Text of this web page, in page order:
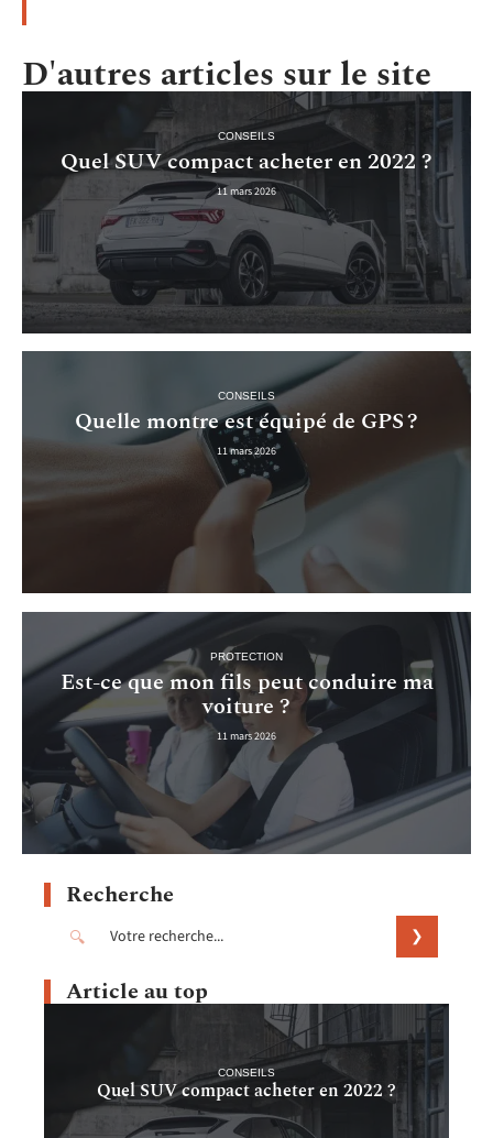
D'autres articles sur le site
CONSEILS
Quel SUV compact acheter en 2022 ?
11 mars 2026
CONSEILS
Quelle montre est équipé de GPS ?
11 mars 2026
PROTECTION
Est-ce que mon fils peut conduire ma
voiture ?
11 mars 2026
Recherche
Article au top
CONSEILS
Quel SUV compact acheter en 2022 ?